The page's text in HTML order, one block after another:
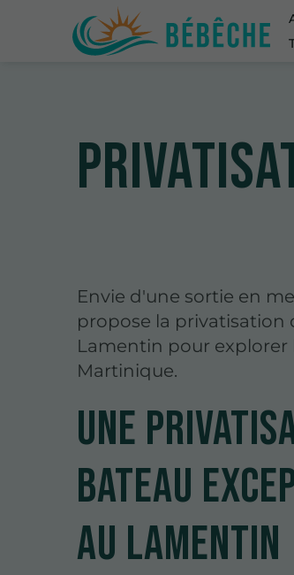
Envie d'une sortie en
propose la privatisation
Lamentin pour explorer
Martinique.
Une
bateau
au Lamentin